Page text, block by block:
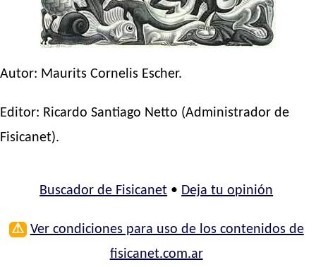
Autor: Maurits Cornelis Escher.
Editor: Ricardo Santiago Netto (Administrador de
Fisicanet).
Buscador de Fisicanet • Deja tu opinión
⚠ Ver condiciones para uso de los contenidos de
fisicanet.com.ar